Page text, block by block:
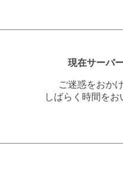
現在サーバ
ご迷惑をおか
しばらく時間を